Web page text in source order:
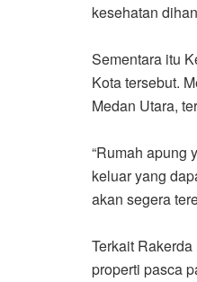
kesehatan
Sementara itu
Kota tersebut.
Medan Utara,
“Rumah apung
keluar yang
akan segera
Terkait
properti pasca